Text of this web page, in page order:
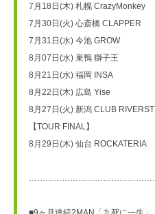
7月18日(木) 札幌 CrazyMonkey
7月30日(火) 心斎橋 CLAPPER
7月31日(水) 今池 GROW
8月07日(水) 巣鴨 獅子王
8月21日(水) 福岡 INSA
8月22日(木) 広島 Yise
8月27日(火) 新潟 CLUB RIVERST
【TOUR FINAL】
8月29日(木) 仙台 ROCKATERIA